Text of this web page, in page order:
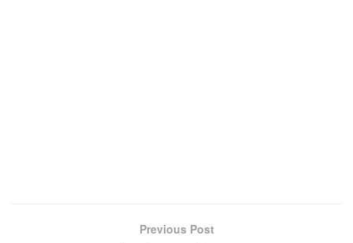
Previous Post